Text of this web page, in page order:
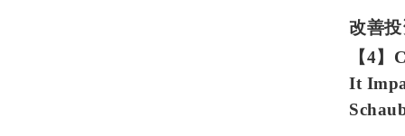
改善
【4】
It